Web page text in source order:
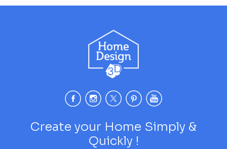
Create your Home Simply &
Quickly !